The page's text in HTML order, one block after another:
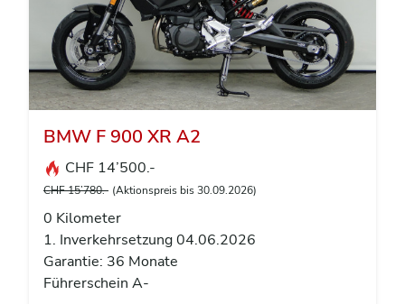
BMW F 900 XR A2
CHF 14’500.-
CHF 15’780.- (Aktionspreis bis 30.09.2026)
0 Kilometer
1. Inverkehrsetzung 04.06.2026
Garantie: 36 Monate
Führerschein A-